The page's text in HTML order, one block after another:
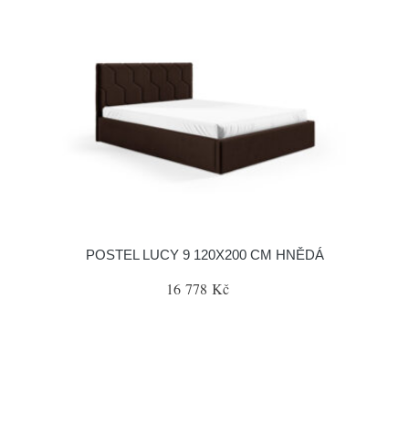
POSTEL LUCY 9 120X200 CM HNĚDÁ
16 778 Kč